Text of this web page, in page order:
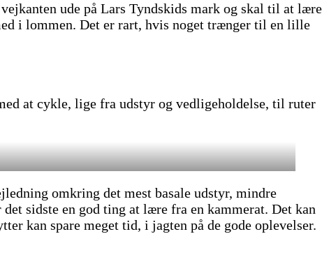
ude på Lars Tyndskids mark og skal til at lære
i lommen. Det er rart, hvis noget trænger til en lille
at cykle, lige fra udstyr og vedligeholdelse, til ruter
omkring det mest basale udstyr, mindre
sidste en god ting at lære fra en kammerat. Det kan
kan spare meget tid, i jagten på de gode oplevelser.